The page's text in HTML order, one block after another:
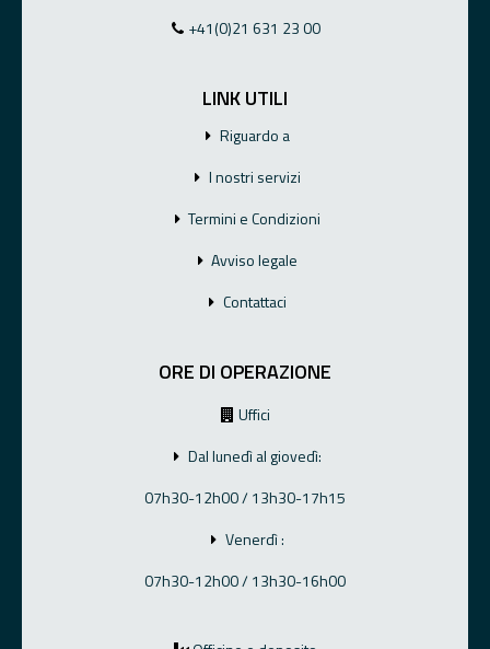
+41(0)21 631 23 00
LINK UTILI
Riguardo a
I nostri servizi
Termini e Condizioni
Avviso legale
Contattaci
ORE DI OPERAZIONE
Uffici
Dal lunedì al giovedì:
07h30-12h00 / 13h30-17h15
Venerdì :
07h30-12h00 / 13h30-16h00